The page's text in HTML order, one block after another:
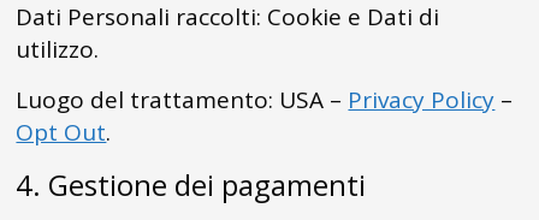
Dati Personali raccolti: Cookie e Dati di
utilizzo.
Luogo del trattamento: USA – Privacy Policy –
Opt Out.
4. Gestione dei pagamenti